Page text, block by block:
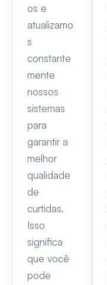
os e
atualizamo
s
constante
mente
nossos
sistemas
para
garantir a
melhor
qualidade
de
curtidas.
Isso
significa
que você
pode